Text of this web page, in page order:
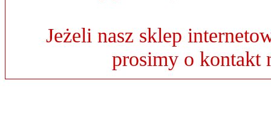
Jeżeli nasz sklep
prosimy o kontakt